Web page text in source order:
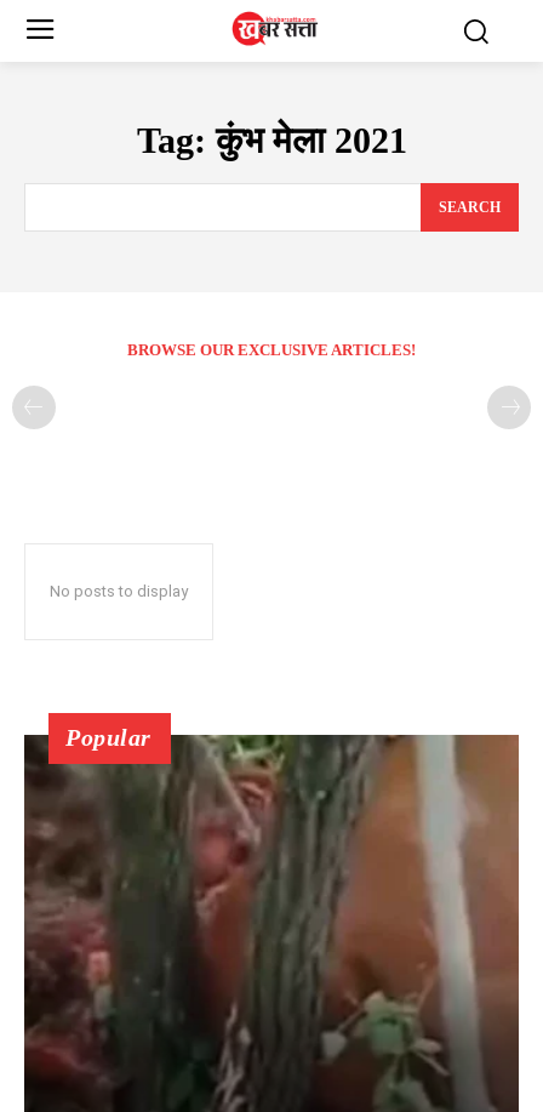
Tag:कुंभ मेला 2021
SEARCH
BROWSE OUR EXCLUSIVE ARTICLES!
No posts to display
Popular